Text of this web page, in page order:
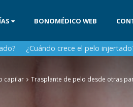
BONOMÉDICO WEB
¿Cuándo crece el pelo
capilar Trasplante de pelo desde otras